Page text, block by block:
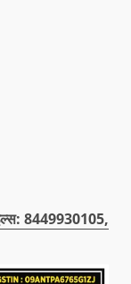
8449930105,